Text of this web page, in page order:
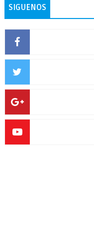
SIGUENOS